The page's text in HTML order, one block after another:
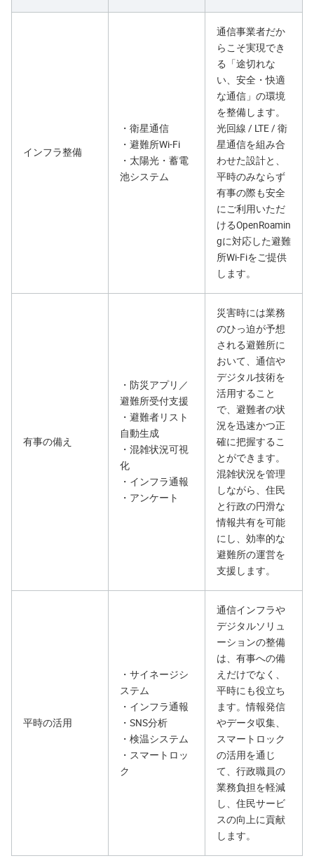
インフラ整備
・衛星通信
・避難所Wi-Fi
・太陽光・蓄電
池システム
通信事業者だか
らこそ実現でき
る「途切れな
い、安全・快適
な通信」の環境
を整備します。
光回線 / LTE / 衛
星通信を組み合
わせた設計と、
平時のみならず
有事の際も安全
にご利用いただ
けるOpenRoamin
gに対応した避難
所Wi-Fiをご提供
します。
有事の備え
・防災アプリ／
避難所受付支援
・避難者リスト
自動生成
・混雑状況可視
化
・インフラ通報
・アンケート
災害時には業務
のひっ迫が予想
される避難所に
おいて、通信や
デジタル技術を
活用すること
で、避難者の状
況を迅速かつ正
確に把握するこ
とができます。
混雑状況を管理
しながら、住民
と行政の円滑な
情報共有を可能
にし、効率的な
避難所の運営を
支援します。
平時の活用
・サイネージシ
ステム
・インフラ通報
・SNS分析
・検温システム
・スマートロッ
ク
通信インフラや
デジタルソリュ
ーションの整備
は、有事への備
えだけでなく、
平時にも役立ち
ます。情報発信
やデータ収集、
スマートロック
の活用を通じ
て、行政職員の
業務負担を軽減
し、住民サービ
スの向上に貢献
します。